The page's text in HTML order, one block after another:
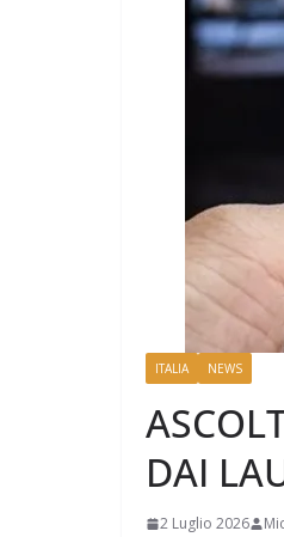
ITALIA NEWS
DAI
2 Luglio 2026